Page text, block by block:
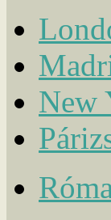
New
Róma